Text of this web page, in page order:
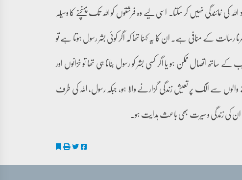
نمائندگی نہیں کر سکتا۔ اسی لیے وہ فرشتوں کو اللہ تک پہنچنے کا وسیلہ
کے منافی ہے۔ ان کا یہ کہنا تھا کہ اگر کوئی بشر رسول ہوتا ہے تو
ممکن ہو یا اگر کسی بشر کو رسول بنانا ہی تھا تو خزانوں اور
سے الگ پر تعیش زندگی گزارنے والا ہو، جبکہ رسول، اللہ کی طرف
کی زندگی و سیرت بھی باعث ہدایت ہو۔